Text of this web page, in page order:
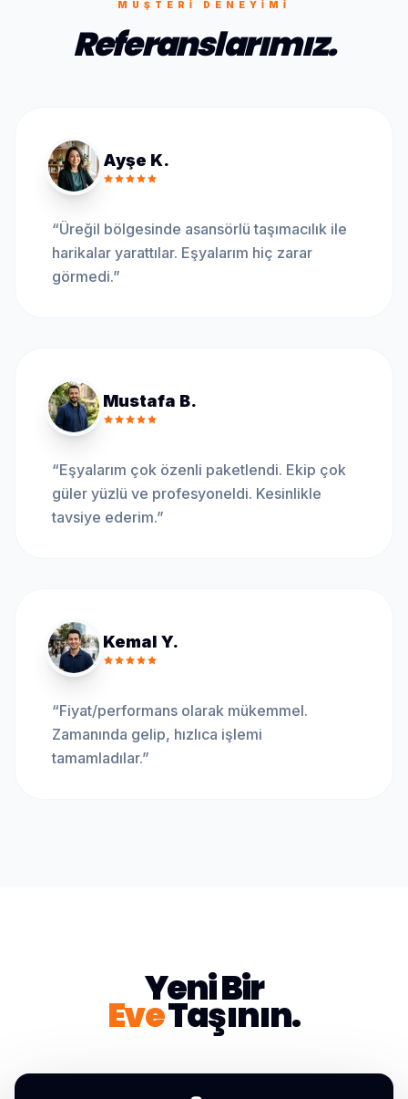
MÜŞTERI DENEYIMI
Referanslarımız.
Ayşe K.
“Üreğil bölgesinde asansörlü taşımacılık ile
harikalar yarattılar. Eşyalarım hiç zarar
görmedi.”
Mustafa B.
“Eşyalarım çok özenli paketlendi. Ekip çok
güler yüzlü ve profesyoneldi. Kesinlikle
tavsiye ederim.”
Kemal Y.
“Fiyat/performans olarak mükemmel.
Zamanında gelip, hızlıca işlemi
tamamladılar.”
Yeni Bir
EveTaşının.